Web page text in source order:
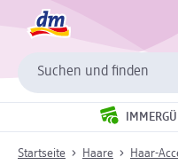
Suchen und finden
Startseite Haare Haar-